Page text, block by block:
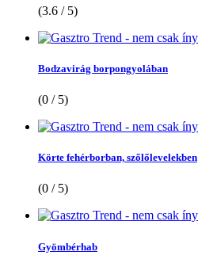
(3.6 / 5)
Bodzavirág borpongyolában
(0 / 5)
Körte fehérborban, szőlőlevelekben
(0 / 5)
Gyömbérhab